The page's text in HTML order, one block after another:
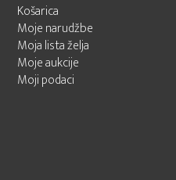
Košarica
Moje narudžbe
Moja lista želja
Moje aukcije
Moji podaci